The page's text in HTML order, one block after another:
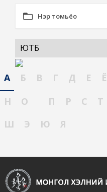
Нэр томьёо
ЮҮТҮБ
А Б В Г Д Е Ё
Н
О П Р С Т
Ш
Э Ю Я